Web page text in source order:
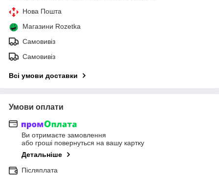
Нова Пошта
Магазини Rozetka
Самовивіз
Самовивіз
Всі умови доставки
Умови оплати
Ви отримаєте замовлення
або гроші повернуться на вашу картку
Детальніше
Післяплата